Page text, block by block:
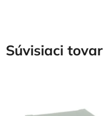
Súvisiaci tovar